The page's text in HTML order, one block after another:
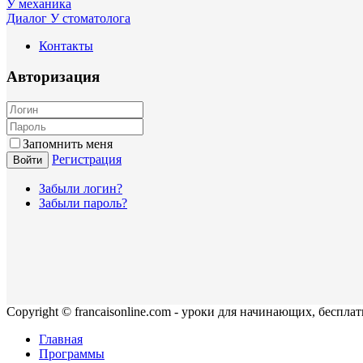
У механика
Диалог У стоматолога
Контакты
Авторизация
Запомнить меня
Войти Регистрация
Забыли логин?
Забыли пароль?
Copyright © francaisonline.com - уроки для начинающих,
Главная
Программы